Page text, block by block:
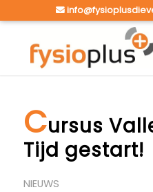
Cursus
Tijd gestart!
NIEUWS